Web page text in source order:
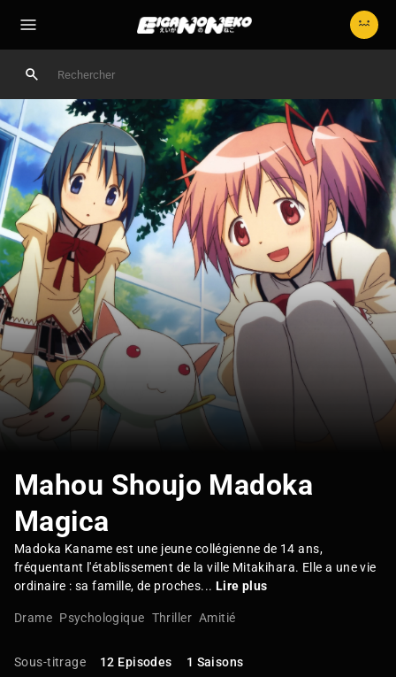
Mahou Shoujo Madoka
Magica
Madoka Kaname est une jeune collégienne de 14 ans,
fréquentant l'établissement de la ville Mitakihara. Elle a une vie
ordinaire : sa famille, de proches... Lire plus
Drame Psychologique Thriller Amitié
Sous-titrage 12 Episodes 1 Saisons